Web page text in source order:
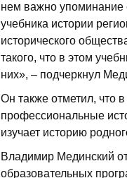
нем важно упоминание
учебника истории
исторического
такого, что в этом
них», – подчеркнул
Он также отметил, что
профессиональные
изучает историю
Владимир Мединский
образовательных